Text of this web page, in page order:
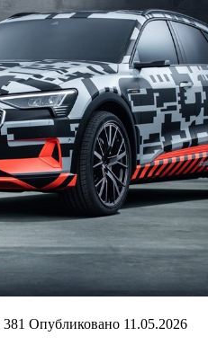
381 Опубликовано 11.05.2026